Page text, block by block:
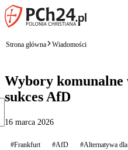
Strona główna Wiadomości
Wybory
sukces AfD
16 marca 2026
#Frankfurt #AfD #Alternatywa